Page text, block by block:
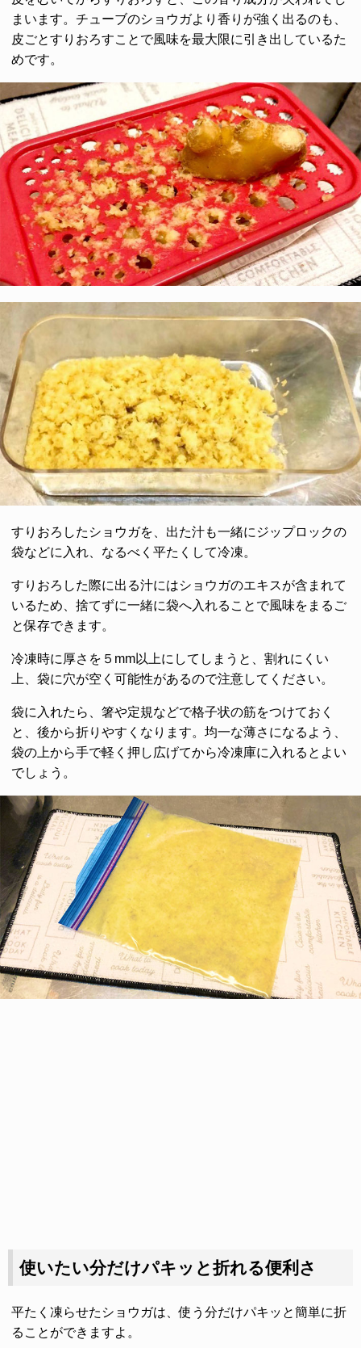
まいます。チューブのショウガより香りが強く出るのも、
皮ごとすりおろすことで風味を最大限に引き出しているた
めです。
すりおろしたショウガを、出た汁も一緒にジップロックの
袋などに入れ、なるべく平たくして冷凍。
すりおろした際に出る汁にはショウガのエキスが含まれて
いるため、捨てずに一緒に袋へ入れることで風味をまるご
と保存できます。
冷凍時に厚さを５mm以上にしてしまうと、割れにくい
上、袋に穴が空く可能性があるので注意してください。
袋に入れたら、箸や定規などで格子状の筋をつけておく
と、後から折りやすくなります。均一な薄さになるよう、
袋の上から手で軽く押し広げてから冷凍庫に入れるとよい
でしょう。
使いたい分だけパキッと折れる便利さ
平たく凍らせたショウガは、使う分だけパキッと簡単に折
ることができますよ。